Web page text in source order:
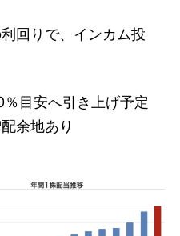
回りで、インカム投
目安へ引き上げ予定
余地あり